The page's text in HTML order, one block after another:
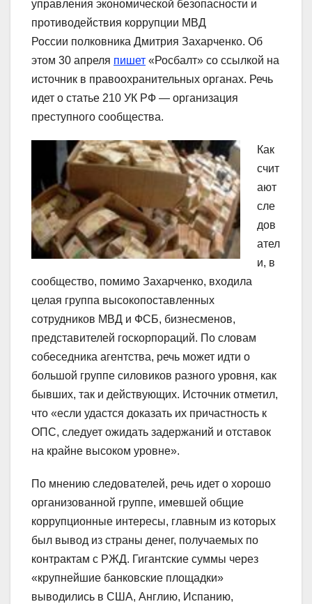
управления экономической безопасности и
противодействия коррупции МВД
России полковника Дмитрия Захарченко. Об
этом 30 апреля пишет «Росбалт» со ссылкой на
источник в правоохранительных органах. Речь
идет о статье 210 УК РФ — организация
преступного сообщества.
Как
счит
ают
сле
дов
ател
и, в
сообщество, помимо Захарченко, входила
целая группа высокопоставленных
сотрудников МВД и ФСБ, бизнесменов,
представителей госкорпораций. По словам
собеседника агентства, речь может идти о
большой группе силовиков разного уровня, как
бывших, так и действующих. Источник отметил,
что «если удастся доказать их причастность к
ОПС, следует ожидать задержаний и отставок
на крайне высоком уровне».
По мнению следователей, речь идет о хорошо
организованной группе, имевшей общие
коррупционные интересы, главным из которых
был вывод из страны денег, получаемых по
контрактам с РЖД. Гигантские суммы через
«крупнейшие банковские площадки»
выводились в США, Англию, Испанию,